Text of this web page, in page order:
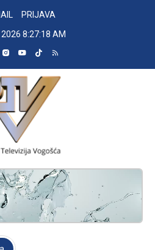
PRIJAVA
8:27:19 AM
TELEVIZIJA VOGOŠĆA